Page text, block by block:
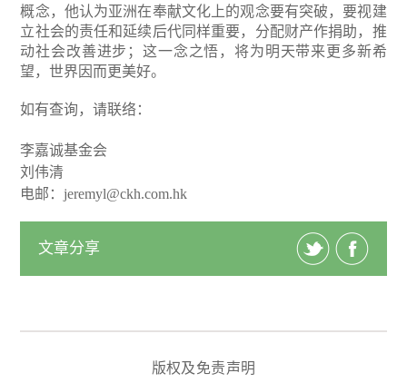
概念，他认为亚洲在奉献文化上的观念要有突破，要视建
立社会的责任和延续后代同样重要，分配财产作捐助，推
动社会改善进步；这一念之悟，将为明天带来更多新希
望，世界因而更美好。
如有查询，请联络：
李嘉诚基金会
刘伟清
电邮：jeremyl@ckh.com.hk
文章分享
版权及免责声明